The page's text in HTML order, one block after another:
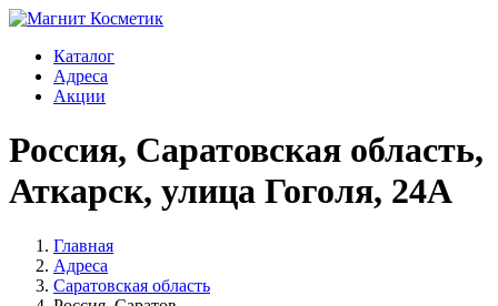
Каталог
Адреса
Акции
Россия, Саратовская область,
Аткарск, улица Гоголя, 24А
Главная
Адреса
Саратовская область